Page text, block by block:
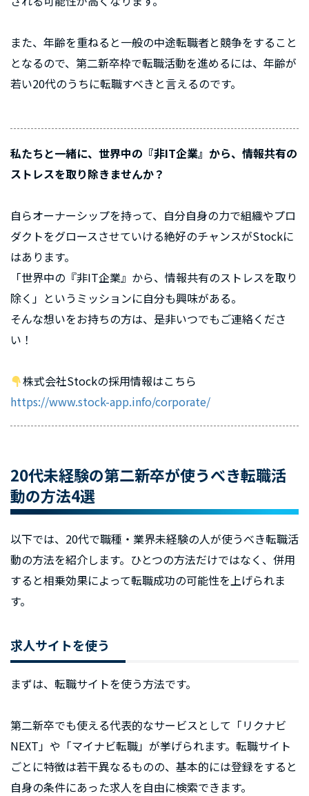
また、年齢を重ねると一般の中途転職者と競争をすること
となるので、第二新卒枠で転職活動を進めるには、年齢が
若い20代のうちに転職すべきと言えるのです。
私たちと一緒に、世界中の『非IT企業』から、情報共有の
ストレスを取り除きませんか？
自らオーナーシップを持って、自分自身の力で組織やプロ
ダクトをグロースさせていける絶好のチャンスがStockに
はあります。
「世界中の『非IT企業』から、情報共有のストレスを取り
除く」というミッションに自分も興味がある。
そんな想いをお持ちの方は、是非いつでもご連絡くださ
い！
株式会社Stockの採用情報はこちら
https://www.stock-app.info/corporate/
20代未経験の第二新卒が使うべき転職活
動の方法4選
以下では、20代で職種・業界未経験の人が使うべき転職活
動の方法を紹介します。ひとつの方法だけではなく、併用
すると相乗効果によって転職成功の可能性を上げられま
す。
求人サイトを使う
まずは、転職サイトを使う方法です。
第二新卒でも使える代表的なサービスとして「リクナビ
NEXT」や「マイナビ転職」が挙げられます。転職サイト
ごとに特徴は若干異なるものの、基本的には登録をすると
自身の条件にあった求人を自由に検索できます。